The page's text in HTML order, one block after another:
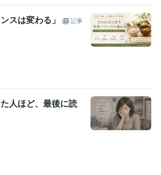
スは変わる」
記事
人ほど、最後に読